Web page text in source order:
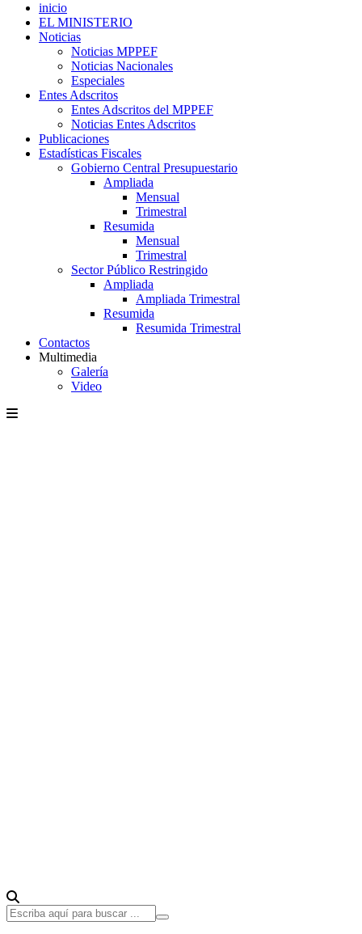
inicio
EL MINISTERIO
Noticias
Noticias MPPEF
Noticias Nacionales
Especiales
Entes Adscritos
Entes Adscritos del MPPEF
Noticias Entes Adscritos
Publicaciones
Estadísticas Fiscales
Gobierno Central Presupuestario
Ampliada
Mensual
Trimestral
Resumida
Mensual
Trimestral
Sector Público Restringido
Ampliada
Ampliada Trimestral
Resumida
Resumida Trimestral
Contactos
Multimedia
Galería
Video